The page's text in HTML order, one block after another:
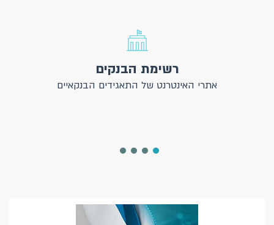
רשימת הבנקים
אתרי האינטרנט של התאגידים הבנקאיים